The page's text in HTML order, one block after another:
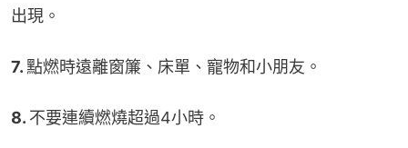
出現。
7. 點燃時遠離窗簾、床單、寵物和小朋友。
8. 不要連續燃燒超過4小時。